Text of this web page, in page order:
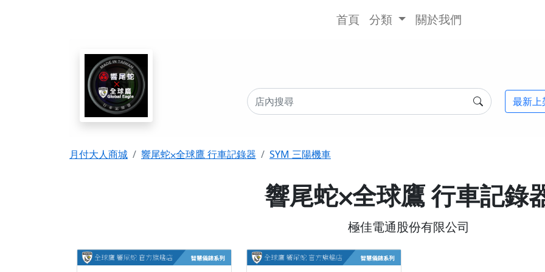
首頁 分類 關於我們
最新上
月付大人商城 響尾蛇⨉全球鷹 行車記錄器 SYM 三陽機車
響尾蛇⨉全球鷹 行車記錄
極佳電通股份有限公司